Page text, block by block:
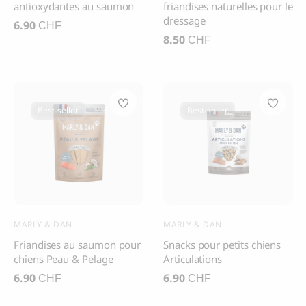
antioxydantes au saumon
6.90 CHF
friandises naturelles pour le
dressage
8.50 CHF
MARLY & DAN
Friandises au saumon pour
chiens Peau & Pelage
6.90 CHF
Best-seller
MARLY & DAN
Snacks pour petits chiens
Articulations
6.90 CHF
Best-seller
Régimes spéciaux
Prix
Appliquer les filtres
Filtre clair